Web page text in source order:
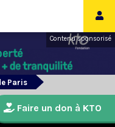
Contenu sponsorisé
Paris
Faire un don à KTO